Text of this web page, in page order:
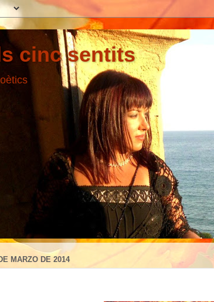
cinc sentits
MARZO DE 2014